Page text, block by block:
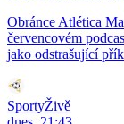
Obránce Atlética
červencovém
jako odstrašující
SportyŽivě